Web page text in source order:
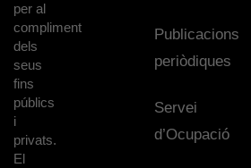
per al
compliment
dels
seus
fins
públics
i
privats.
El
Publicacions
periòdiques
Servei
d’Ocupació